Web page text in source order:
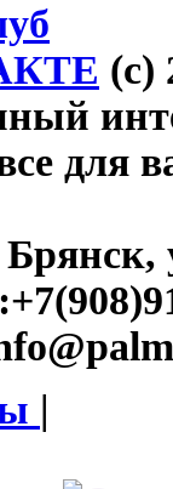
(c)
для
Брянск,
|